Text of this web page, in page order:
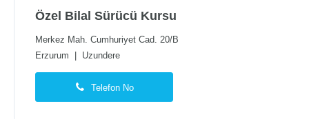
Özel Bilal Sürücü Kursu
Merkez Mah. Cumhuriyet Cad. 20/B
Erzurum
Uzundere
Telefon No